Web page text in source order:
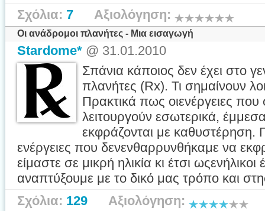
Σχόλια: 7 Αξιολόγηση:
Οι ανάδρομοι πλανήτες - Μια εισαγωγή
Stardome* @ 31.01.2010
Σπάνια κάποιος δεν έχει στο
πλανήτες (Rx). Τι σημαίνουν
Πρακτικά πως οιενέργειες που
λειτουργούν εσωτερικά,
εκφράζονται με καθυστέρηση.
ενέργειες που δενενθαρρυνθήκαμε να
είμαστε σε μικρή ηλικία κι έτσι
αναπτύξουμε με το δικό μας τρόπο και
Σχόλια: 129 Αξιολόγηση: